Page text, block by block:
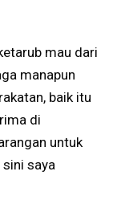
mau dari
manapun
baik itu
di
untuk
saya